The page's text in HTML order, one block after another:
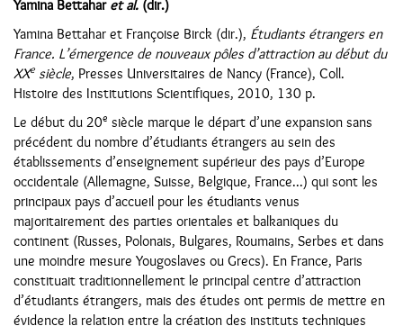
Yamina Bettahar et al. (dir.)
Yamina Bettahar et Françoise Birck (dir.), Étudiants étrangers en
France. L’émergence de nouveaux pôles d’attraction au début du
XXesiècle, Presses Universitaires de Nancy (France), Coll.
Histoire des Institutions Scientifiques, 2010, 130 p.
Le début du 20e siècle marque le départ d’une expansion sans
précédent du nombre d’étudiants étrangers au sein des
établissements d’enseignement supérieur des pays d’Europe
occidentale (Allemagne, Suisse, Belgique, France...) qui sont les
principaux pays d’accueil pour les étudiants venus
majoritairement des parties orientales et balkaniques du
continent (Russes, Polonais, Bulgares, Roumains, Serbes et dans
une moindre mesure Yougoslaves ou Grecs). En France, Paris
constituait traditionnellement le principal centre d’attraction
d’étudiants étrangers, mais des études ont permis de mettre en
évidence la relation entre la création des instituts techniques